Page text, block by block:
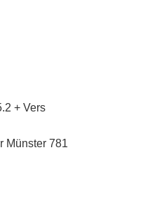
+ Vers
Münster 781